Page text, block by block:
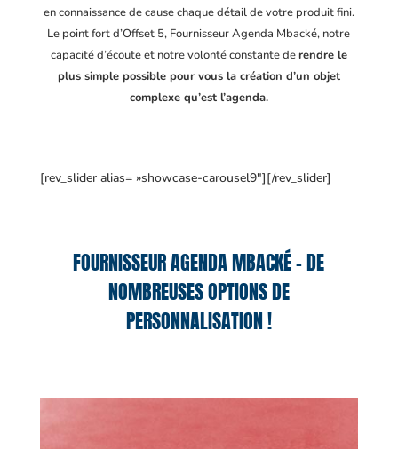
en connaissance de cause chaque détail de votre produit fini.
Le point fort d’Offset 5, Fournisseur Agenda Mbacké, notre
capacité d’écoute et notre volonté constante derendre le
plus simple possible pour vous la création d’un objet
complexe qu’est l’agenda.
[rev_slider alias= »showcase-carousel9″][/rev_slider]
FOURNISSEUR AGENDA MBACKÉ – DE
NOMBREUSES OPTIONS DE
PERSONNALISATION !